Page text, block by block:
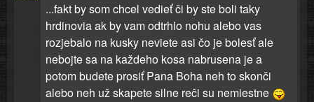
...fakt by som chcel vedieť či by ste boli taky
hrdinovia ak by vam odtrhlo nohu alebo vas
rozjebalo na kusky neviete asi čo je bolesť ale
nebojte sa na každeho kosa nabrusena je a
potom budete prosiť Pana Boha neh to skonči
alebo neh už skapete silne reči su nemiestne